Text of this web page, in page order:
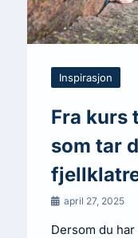
Inspirasjon
Fra kurs
som tar
april 27, 2025
Dersom du